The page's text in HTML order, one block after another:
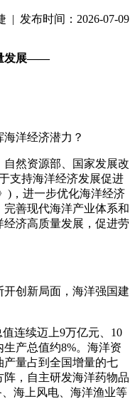
| 发布时间：2026-07-09
发展——
洋经济潜力？
然资源部、国家发展改
支持海洋经济发展促进
)，进一步优化海洋经济
善现代海洋产业体系和
济高质量发展，促进劳
创新局面，海洋强国建
连续迈上9万亿元、10
产总值约8%。海洋资
量占到全国增量的七
，自主研发海洋药物品
海上风电、海洋渔业等